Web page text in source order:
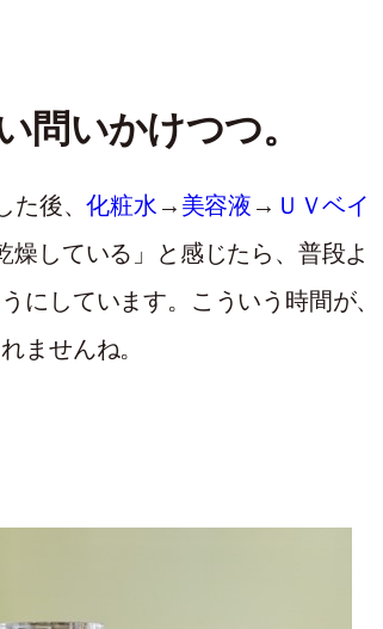
問いかけつつ。
た後、化粧水 → 美容液 → ＵＶベイ
燥している」と感じたら、普段よ
にしています。こういう時間が、
ませんね。